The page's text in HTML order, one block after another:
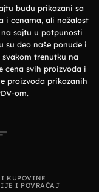
budu prikazani sa
i cenama, ali nažalost
sajtu u potpunosti
su deo naše ponude i
svakom trenutku na
cena svih proizvoda i
proizvoda prikazanih
om.
I KUPOVINE
I POVRAĆAJ